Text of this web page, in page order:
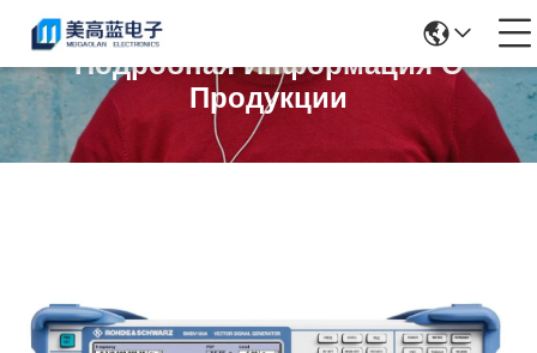
Подробная Информация О
Продукции